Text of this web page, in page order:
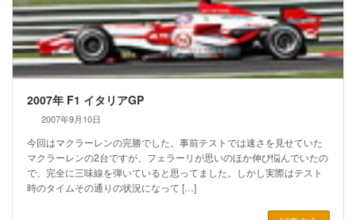
2007年 F1 イタリアGP
2007年9月10日
今回はマクラーレンの完勝でした。事前テストでは速さを見せていた
マクラーレンの2台ですが、フェラーリが思いのほか伸び悩んでいたの
で、完全に三味線を弾いていると思ってました。しかし実際はテスト
時のタイムその通りの状況になって […]